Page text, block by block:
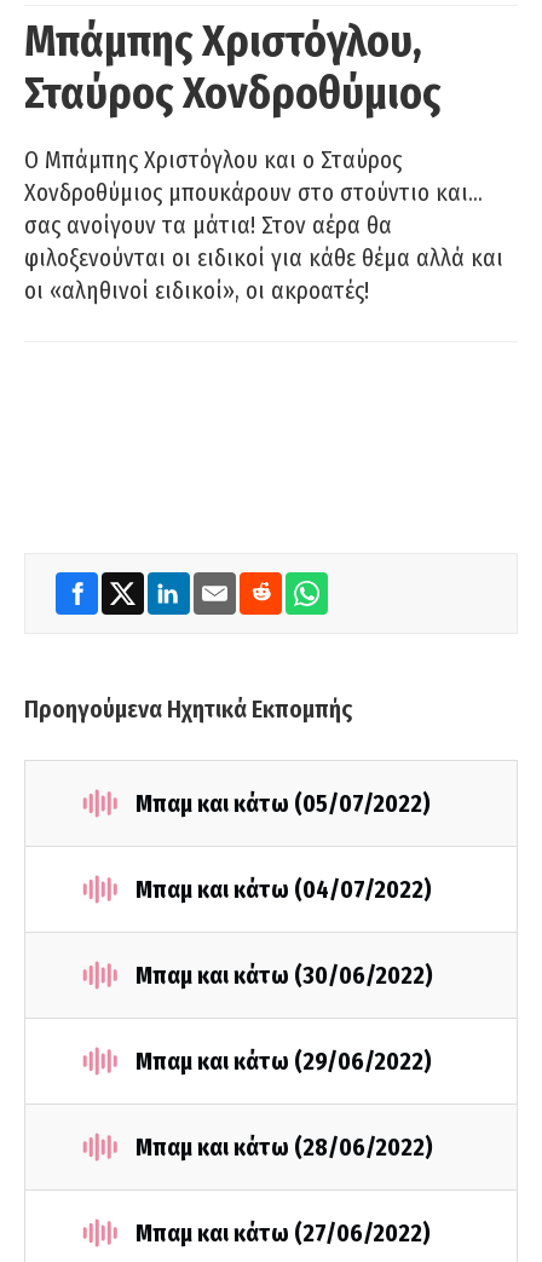
Μπάμπης Χριστόγλου,
Σταύρος Χονδροθύμιος
O Μπάμπης Χριστόγλου και ο Σταύρος
Χονδροθύμιος μπουκάρουν στο στούντιο και…
σας ανοίγουν τα μάτια! Στον αέρα θα
φιλοξενούνται οι ειδικοί για κάθε θέμα αλλά και
οι «αληθινοί ειδικοί», οι ακροατές!
Προηγούμενα Ηχητικά Εκπομπής
Μπαμ και κάτω (05/07/2022)
Μπαμ και κάτω (04/07/2022)
Μπαμ και κάτω (30/06/2022)
Μπαμ και κάτω (29/06/2022)
Μπαμ και κάτω (28/06/2022)
Μπαμ και κάτω (27/06/2022)